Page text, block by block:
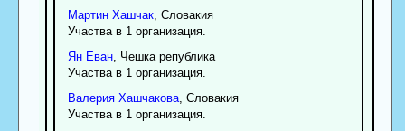
Мартин Хашчак, Словакия
Участва в 1 организация.
Ян Еван, Чешка република
Участва в 1 организация.
Валерия Хашчакова, Словакия
Участва в 1 организация.